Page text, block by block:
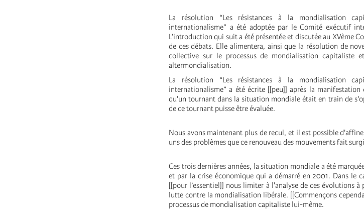
La résolution “Les résistances à la mondialisation
internationalisme” a été adoptée par le Comité exécutif
L’introduction qui suit a été présentée et discutée au XVème
de ces débats. Elle alimentera, ainsi que la résolution de
collective sur le processus de mondialisation capitaliste
altermondialisation.
La résolution “Les résistances à la mondialisation
internationalisme” a été écrite [[peu]] après la
qu'un tournant dans la situation mondiale était en train de
de ce tournant puisse être évaluée.
Nous avons maintenant plus de recul, et il est possible
uns des problèmes que ce renouveau des mouvements fait
Ces trois dernières années, la situation mondiale a été
et par la crise économique qui a démarré en 2001. Dans le
[[pour l’essentiel]] nous limiter à l'analyse de ces évolutions
lutte contre la mondialisation libérale. [[Commençons
processus de mondialisation capitaliste lui-même.